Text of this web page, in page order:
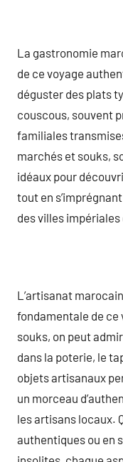
La gastronomie
de ce voyage
déguster des plats
couscous, souvent
familiales
marchés et souks,
idéaux pour
tout en
des villes
L’artisanat
fondamentale de ce
souks, on peut
dans la poterie, le
objets artisanaux
un morceau
les artisans locaux.
authentiques ou en